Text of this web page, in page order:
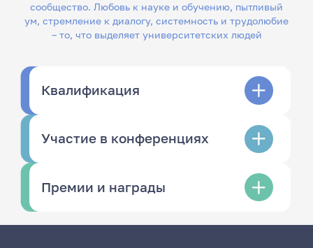
сообщество. Любовь к науке и обучению, пытливый
ум, стремление к диалогу, системность и трудолюбие
– то, что выделяет университетских людей
Квалификация
Участие в конференциях
Премии и награды